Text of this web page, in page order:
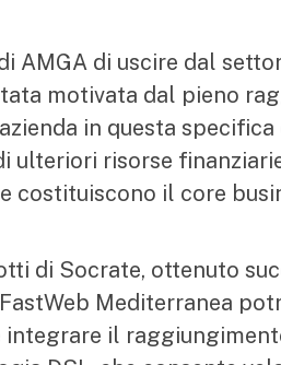
AMGA di uscire dal
motivata dal pieno
in questa
ulteriori risorse
costituiscono il core
di Socrate, ottenuto
Mediterranea
integrare il